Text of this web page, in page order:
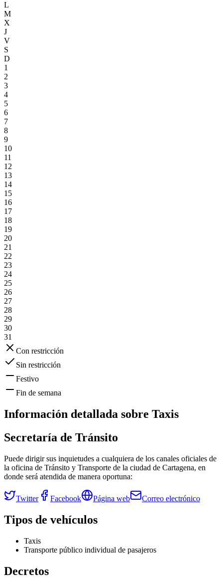
L
M
X
J
V
S
D
1
2
3
4
5
6
7
8
9
10
11
12
13
14
15
16
17
18
19
20
21
22
23
24
25
26
27
28
29
30
31
Con restricción
Sin restricción
Festivo
Fin de semana
Información detallada sobre Taxis
Secretaría de Tránsito
Puede dirigir sus inquietudes a cualquiera de los canales oficiales de
la oficina de Tránsito y Transporte de la ciudad de Cartagena, en
donde será atendida de manera oportuna:
Twitter Facebook Página web Correo electrónico
Tipos de vehículos
Taxis
Transporte público individual de pasajeros
Decretos